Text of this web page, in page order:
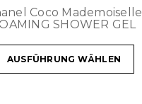
Coco Mademoiselle
SHOWER GEL
AUSFÜHRUNG WÄHLEN